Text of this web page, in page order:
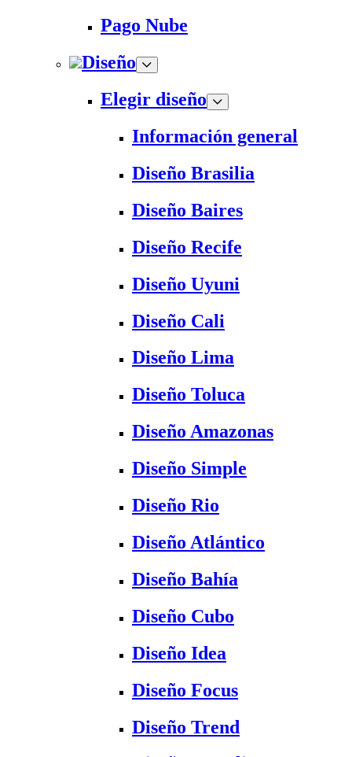
Pago Nube
Diseño
Elegir diseño
Información general
Diseño Brasilia
Diseño Baires
Diseño Recife
Diseño Uyuni
Diseño Cali
Diseño Lima
Diseño Toluca
Diseño Amazonas
Diseño Simple
Diseño Rio
Diseño Atlántico
Diseño Bahía
Diseño Cubo
Diseño Idea
Diseño Focus
Diseño Trend